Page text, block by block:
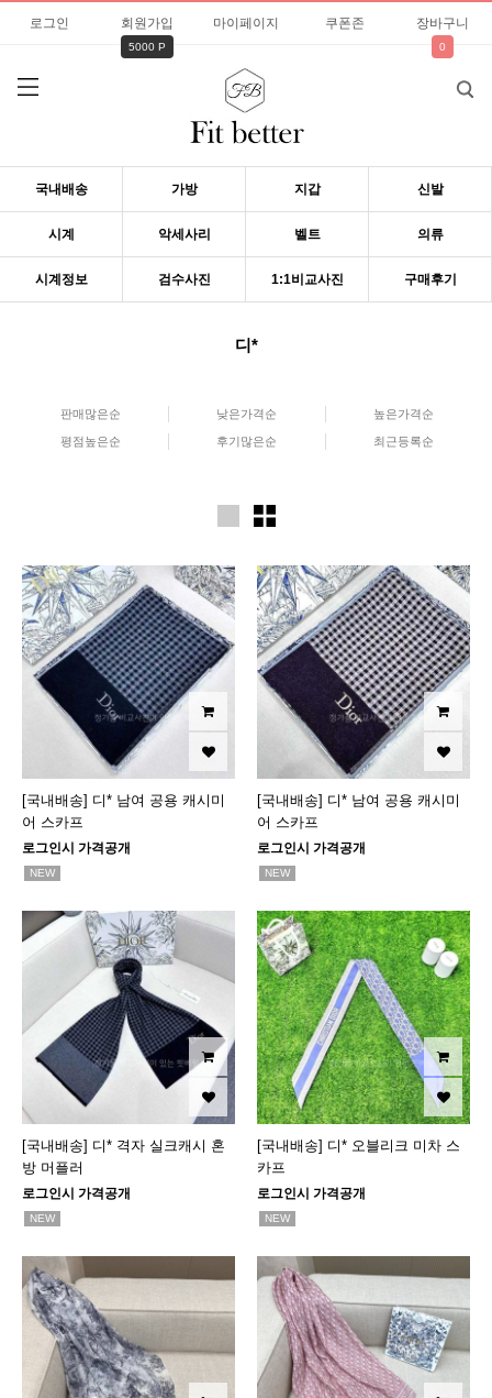
로그인 회원가입
5000 P
마이페이지 쿠폰존 장바구니
0
국내배송 가방 지갑 신발
시계 악세사리 벨트 의류
시계정보 검수사진 1:1비교사진 구매후기
디*
판매많은순 낮은가격순 높은가격순
평점높은순 후기많은순 최근등록순
[국내배송] 디* 남여 공용 캐시미
어 스카프
로그인시 가격공개
NEW
[국내배송] 디* 남여 공용 캐시미
어 스카프
로그인시 가격공개
NEW
[국내배송] 디* 격자 실크캐시 혼
방 머플러
로그인시 가격공개
NEW
[국내배송] 디* 오블리크 미차 스
카프
로그인시 가격공개
NEW